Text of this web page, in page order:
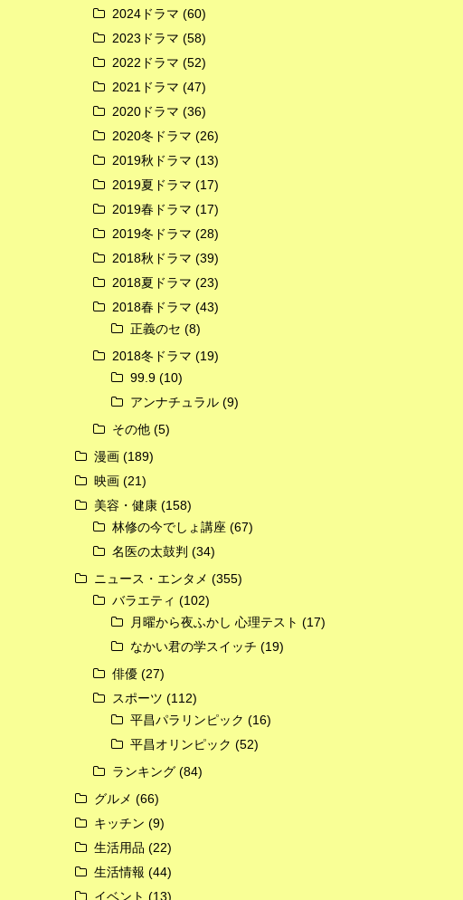
2024ドラマ (60)
2023ドラマ (58)
2022ドラマ (52)
2021ドラマ (47)
2020ドラマ (36)
2020冬ドラマ (26)
2019秋ドラマ (13)
2019夏ドラマ (17)
2019春ドラマ (17)
2019冬ドラマ (28)
2018秋ドラマ (39)
2018夏ドラマ (23)
2018春ドラマ (43)
正義のセ (8)
2018冬ドラマ (19)
99.9 (10)
アンナチュラル (9)
その他 (5)
漫画 (189)
映画 (21)
美容・健康 (158)
林修の今でしょ講座 (67)
名医の太鼓判 (34)
ニュース・エンタメ (355)
バラエティ (102)
月曜から夜ふかし 心理テスト (17)
なかい君の学スイッチ (19)
俳優 (27)
スポーツ (112)
平昌パラリンピック (16)
平昌オリンピック (52)
ランキング (84)
グルメ (66)
キッチン (9)
生活用品 (22)
生活情報 (44)
イベント (13)